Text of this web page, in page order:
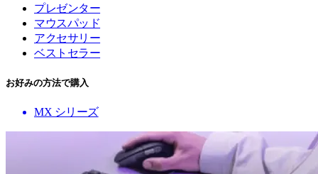
プレゼンター
マウスパッド
アクセサリー
ベストセラー
お好みの方法で購入
MX シリーズ